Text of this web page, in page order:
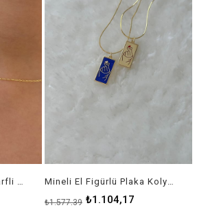
Kişiye Özel El Yazısı Harfli Kolye - 925 Ayar Gümüş Mineli El Figürlü Plaka Kolye - 925 Ayar Gümüş
₺1.104,17
₺1.577,39